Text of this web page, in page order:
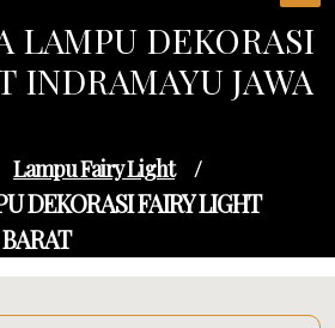
LAMPU DEKORASI
INDRAMAYU JAWA
Lampu Fairy Light /
DEKORASI FAIRY LIGHT